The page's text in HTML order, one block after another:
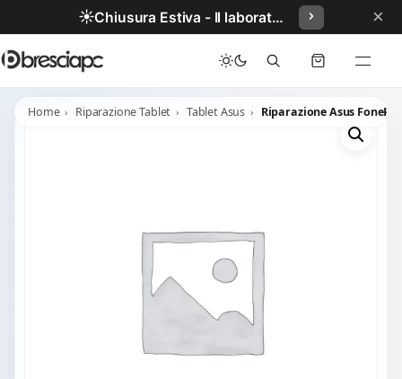
☀️ Chiusura Estiva - Il laboratorio resterà chiuso per ferie dal 29/06/2026 al 05/07/2026 compresi. ×
Home Riparazione Tablet Tablet Asus Riparazione Asus